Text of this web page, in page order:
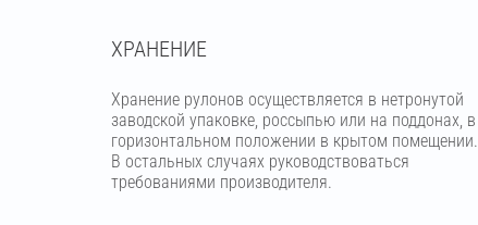
ХРАНЕНИЕ
Хранение рулонов осуществляется в нетронутой
заводской упаковке, россыпью или на поддонах, в
горизонтальном положении в крытом помещении.
В остальных случаях руководствоваться
требованиями производителя.